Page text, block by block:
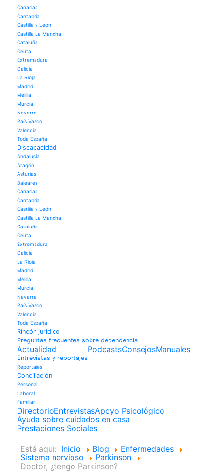
Canarias
Cantabria
Castilla y León
Castilla La Mancha
Cataluña
Ceuta
Extremadura
Galicia
La Rioja
Madrid
Melilla
Murcia
Navarra
País Vasco
Valencia
Toda España
Discapacidad
Andalucía
Aragón
Asturias
Baleares
Canarias
Cantabria
Castilla y León
Castilla La Mancha
Cataluña
Ceuta
Extremadura
Galicia
La Rioja
Madrid
Melilla
Murcia
Navarra
País Vasco
Valencia
Toda España
Rincón jurídico
Preguntas frecuentes sobre dependencia
Actualidad
Entrevistas y reportajes
Reportajes
Conciliación
Personal
Laboral
Familiar
PodcastsConsejosManuales
DirectorioEntrevistasApoyo Psicológico
Ayuda sobre cuidados en casa
Prestaciones Sociales
Está aquí: Inicio Blog
Enfermedades
Sistema nervioso
Parkinson
Doctor, ¿tengo Parkinson?